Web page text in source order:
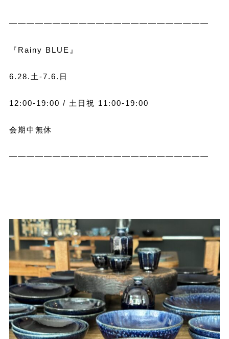
———————————————————————
『Rainy BLUE』
6.28.土-7.6.日
12:00-19:00 / 土日祝 11:00-19:00
会期中無休
———————————————————————